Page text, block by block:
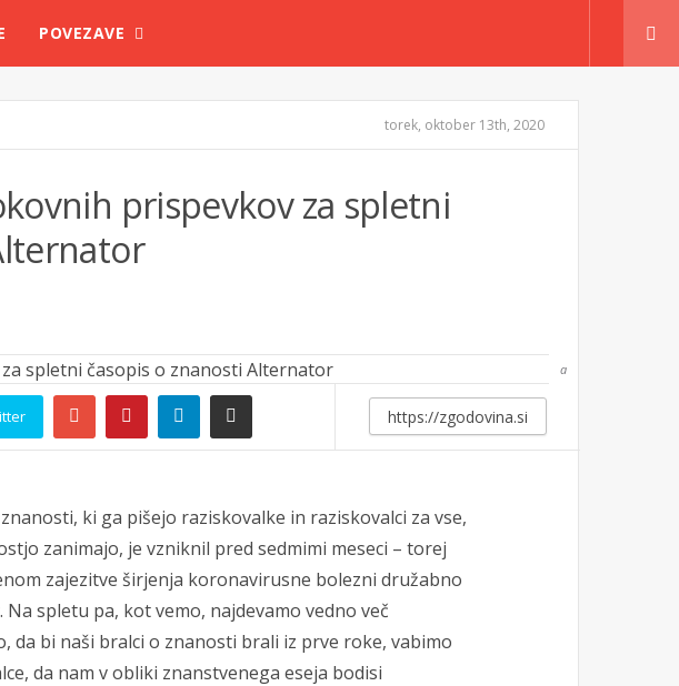
POVEZAVE
torek, oktober 13th, 2020
prispevkov za spletni
a
ki ga pišejo raziskovalke in raziskovalci za vse,
zanimajo, je vzniknil pred sedmimi meseci – torej
zajezitve širjenja koronavirusne bolezni družabno
spletu pa, kot vemo, najdevamo vedno več
da bi naši bralci o znanosti brali iz prve roke, vabimo
da nam v obliki znanstvenega eseja bodisi